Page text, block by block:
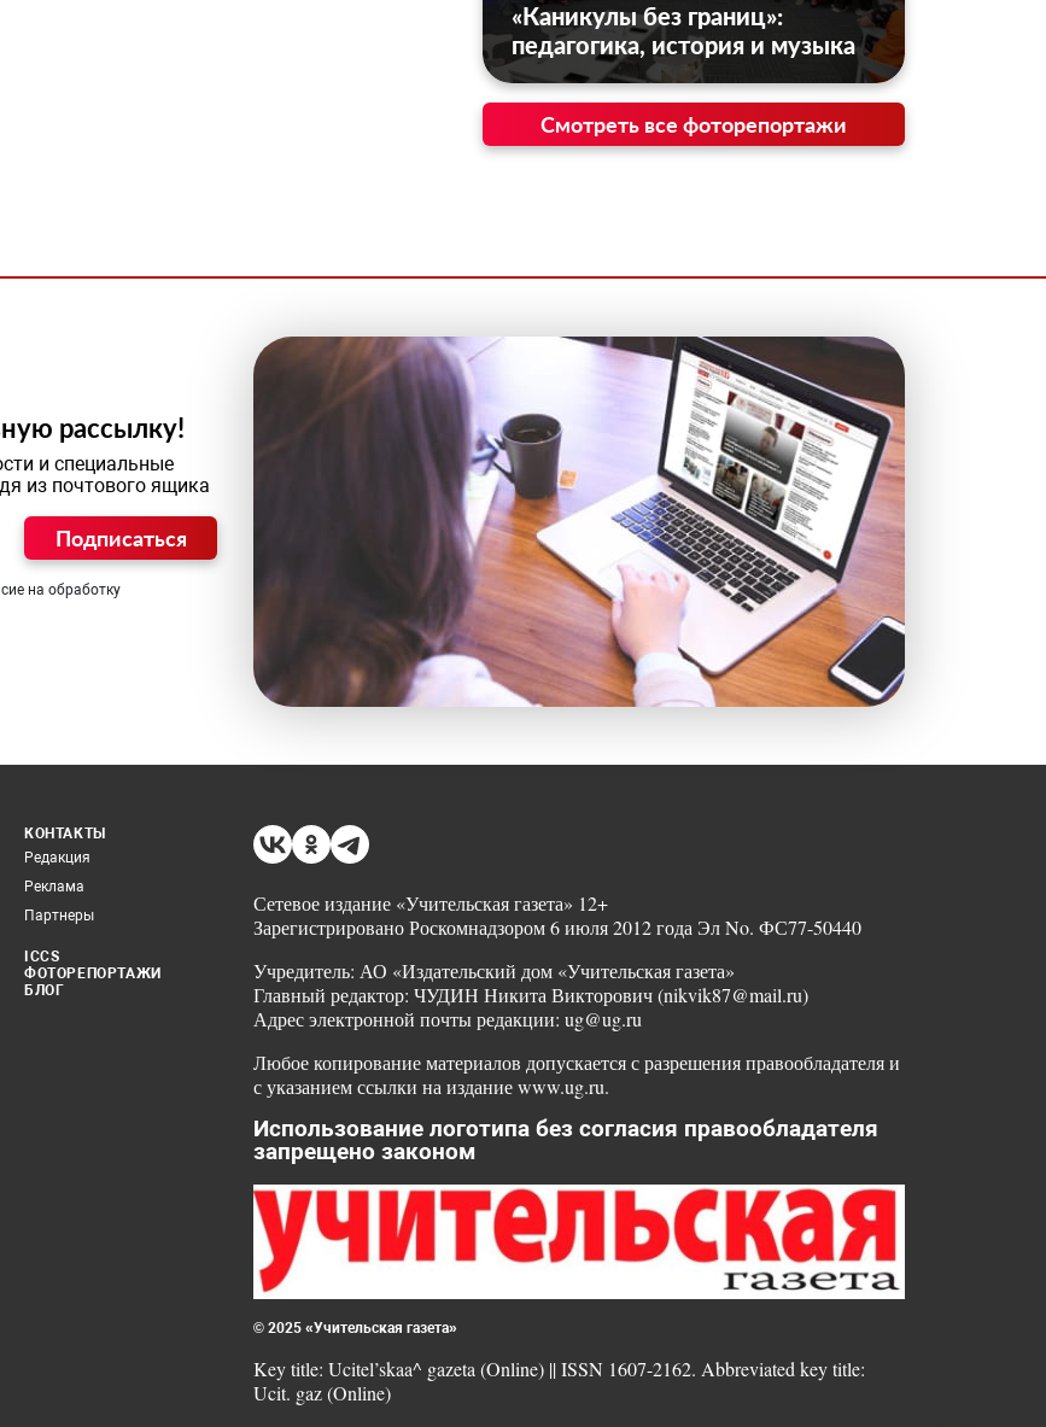
«Каникулы без границ»:
педагогика, история и музыка
Смотреть все фоторепортажи
рассылку!
и специальные
из почтового ящика
Подписаться
на обработку
КОНТАКТЫ
Редакция
Реклама
Партнеры
ICCS
ФОТОРЕПОРТАЖИ
БЛОГ
Сетевое издание «Учительская газета» 12+
Зарегистрировано Роскомнадзором 6 июля 2012 года Эл No. ФС77-50440
Учредитель: АО «Издательский дом «Учительская газета»
Главный редактор: ЧУДИН Никита Викторович (nikvik87@mail.ru)
Адрес электронной почты редакции: ug@ug.ru
Любое копирование материалов допускается с разрешения правообладателя и
с указанием ссылки на издание www.ug.ru.
Использование логотипа без согласия правообладателя
запрещено законом
© 2025 «Учительская газета»
Key title: Ucitel’skaa^ gazeta (Online) || ISSN 1607-2162. Abbreviated key title:
Ucit. gaz (Online)